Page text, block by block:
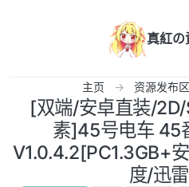
真紅の
主页 资源发布区
[双端/安卓直装/
素]45号电车 45
V1.0.4.2[PC1.3GB+
度/迅